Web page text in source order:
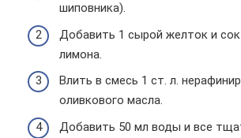
шиповника).
Добавить 1 сырой желток и сок
лимона.
Влить в смесь 1 ст. л.
оливкового масла.
Добавить 50 мл воды и все